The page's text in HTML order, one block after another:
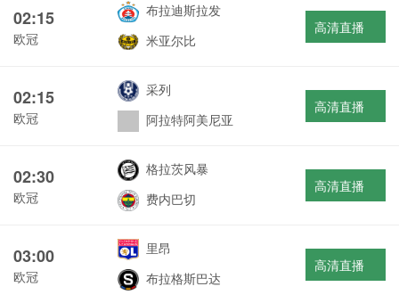
02:15
欧冠
布拉迪斯拉发
米亚尔比
高清直播
02:15
欧冠
采列
阿拉特阿美尼亚
高清直播
02:30
欧冠
格拉茨风暴
费内巴切
高清直播
03:00
欧冠
里昂
布拉格斯巴达
高清直播